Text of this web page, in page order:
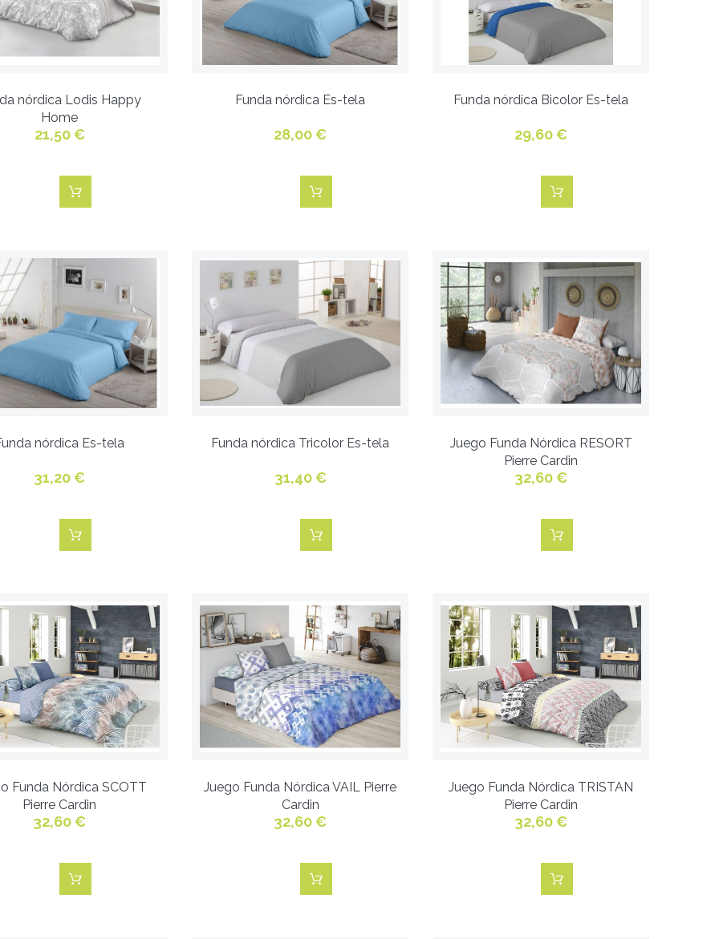
nórdica Lodis Happy
Home
21,50 €
Funda nórdica Es-tela
28,00 €
Funda nórdica Bicolor Es-tela
29,60 €
nórdica Es-tela
31,20 €
Funda nórdica Tricolor Es-tela
31,40 €
Juego Funda Nórdica RESORT
Pierre Cardin
32,60 €
Funda Nórdica SCOTT
Pierre Cardin
32,60 €
Juego Funda Nórdica VAIL Pierre
Cardin
32,60 €
Juego Funda Nórdica TRISTAN
Pierre Cardin
32,60 €